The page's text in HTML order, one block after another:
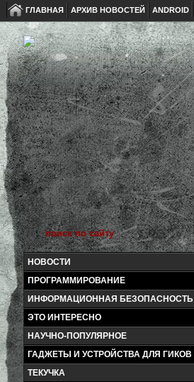
ГЛАВНАЯ АРХИВ НОВОСТЕЙ ANDROID
НОВОСТИ
ПРОГРАММИРОВАНИЕ
ИНФОРМАЦИОННАЯ БЕЗОПАСНОСТЬ
ЭТО ИНТЕРЕСНО
НАУЧНО-ПОПУЛЯРНОЕ
ГАДЖЕТЫ И УСТРОЙСТВА ДЛЯ ГИКОВ
ТЕКУЧКА